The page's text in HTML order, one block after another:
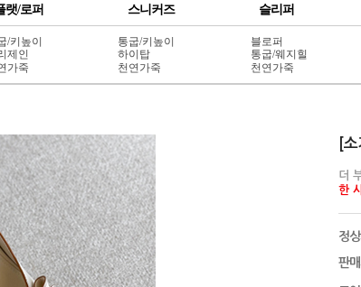
랫/로퍼 스니커즈 슬리퍼
/키높이
제인
가죽
통굽/키높이
하이탑
천연가죽
블로퍼
통굽/웨지힐
천연가죽
[
더
한
정
판